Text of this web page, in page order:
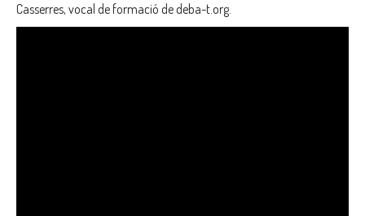
Casserres, vocal de formació de deba-t.org.